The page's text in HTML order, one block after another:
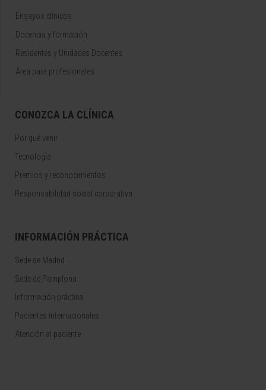
Ensayos clínicos
Docencia y formación
Residentes y Unidades Docentes
Área para profesionales
CONOZCA LA CLÍNICA
Por qué venir
Tecnología
Premios y reconocimientos
Responsabilidad social corporativa
INFORMACIÓN PRÁCTICA
Sede de Madrid
Sede de Pamplona
Información práctica
Pacientes internacionales
Atención al paciente